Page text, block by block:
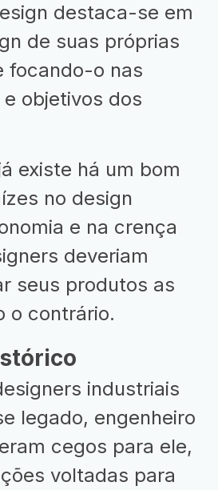
destaca-se em
de suas próprias
focando-o nas
objetivos dos
existe há um bom
no design
e na crença
deveriam
seus produtos as
o contrário.
industriais
legado, engenheiro
cegos para ele,
voltadas para